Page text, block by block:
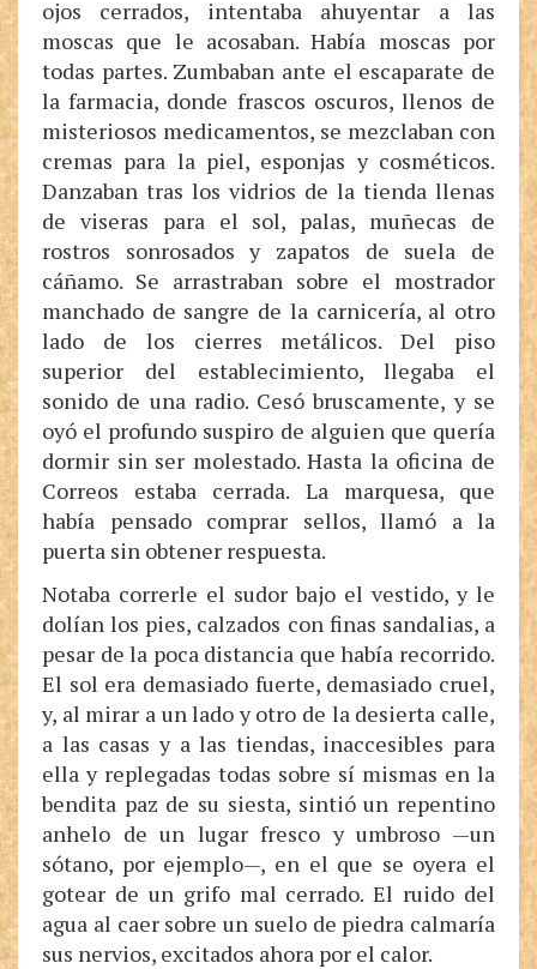
ojos cerrados, intentaba ahuyentar a las
moscas que le acosaban. Había moscas por
todas partes. Zumbaban ante el escaparate de
la farmacia, donde frascos oscuros, llenos de
misteriosos medicamentos, se mezclaban con
cremas para la piel, esponjas y cosméticos.
Danzaban tras los vidrios de la tienda llenas
de viseras para el sol, palas, muñecas de
rostros sonrosados y zapatos de suela de
cáñamo. Se arrastraban sobre el mostrador
manchado de sangre de la carnicería, al otro
lado de los cierres metálicos. Del piso
superior del establecimiento, llegaba el
sonido de una radio. Cesó bruscamente, y se
oyó el profundo suspiro de alguien que quería
dormir sin ser molestado. Hasta la oficina de
Correos estaba cerrada. La marquesa, que
había pensado comprar sellos, llamó a la
puerta sin obtener respuesta.
Notaba correrle el sudor bajo el vestido, y le
dolían los pies, calzados con finas sandalias, a
pesar de la poca distancia que había recorrido.
El sol era demasiado fuerte, demasiado cruel,
y, al mirar a un lado y otro de la desierta calle,
a las casas y a las tiendas, inaccesibles para
ella y replegadas todas sobre sí mismas en la
bendita paz de su siesta, sintió un repentino
anhelo de un lugar fresco y umbroso —un
sótano, por ejemplo—, en el que se oyera el
gotear de un grifo mal cerrado. El ruido del
agua al caer sobre un suelo de piedra calmaría
sus nervios, excitados ahora por el calor.